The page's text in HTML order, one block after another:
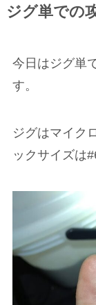
ジグ単での
今日はジグ単
す。
ジグはマイク
ックサイズは